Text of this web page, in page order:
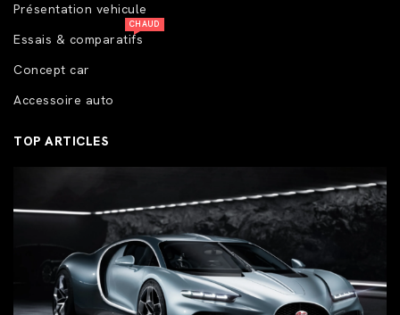
Présentation vehicule
Essais & comparatifs
CHAUD
Concept car
Accessoire auto
TOP ARTICLES